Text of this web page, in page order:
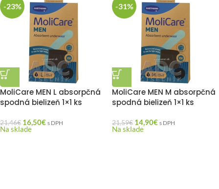
-23%
MoliCare MEN L absorpčná
spodná bielizeň 1×1 ks
21,46€ 16,50€ s DPH
Na sklade
-31%
MoliCare MEN M absorpčná
spodná bielizeň 1×1 ks
21,59€ 14,90€ s DPH
Na sklade